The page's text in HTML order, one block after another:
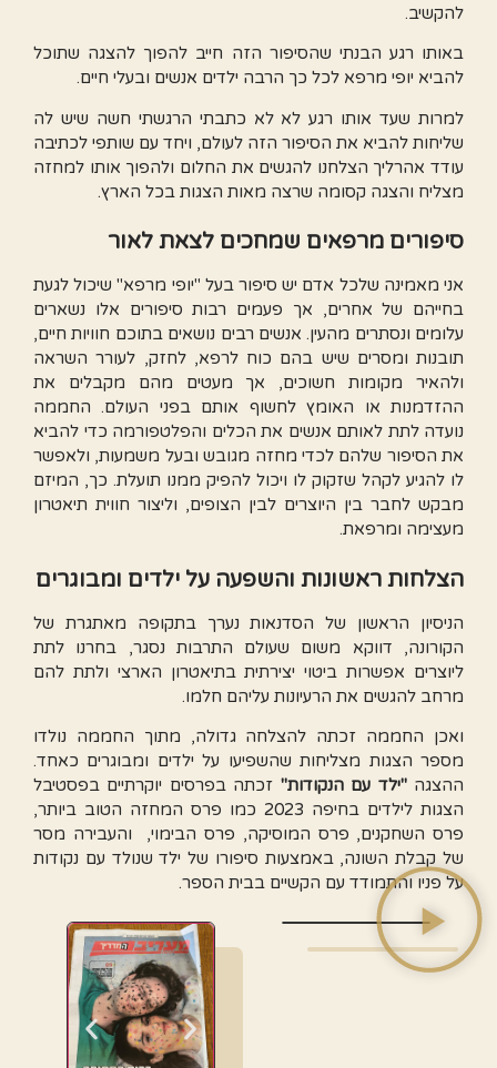
להקשיב.
באותו רגע הבנתי שהסיפור הזה חייב להפוך להצגה שתוכל
להביא יופי מרפא לכל כך הרבה ילדים אנשים ובעלי חיים.
למרות שעד אותו רגע לא לא כתבתי הרגשתי חשה שיש לה
שליחות להביא את הסיפור הזה לעולם, ויחד עם שותפי לכתיבה
עודד אהרליך הצלחנו להגשים את החלום ולהפוך אותו למחזה
מצליח והצגה קסומה שרצה מאות הצגות בכל הארץ.
סיפורים מרפאים שמחכים לצאת לאור
אני מאמינה שלכל אדם יש סיפור בעל "יופי מרפא" שיכול לגעת
בחייהם של אחרים, אך פעמים רבות סיפורים אלו נשארים
עלומים ונסתרים מהעין. אנשים רבים נושאים בתוכם חוויות חיים,
תובנות ומסרים שיש בהם כוח לרפא, לחזק, לעורר השראה
ולהאיר מקומות חשוכים, אך מעטים מהם מקבלים את
ההזדמנות או האומץ לחשוף אותם בפני העולם. החממה
נועדה לתת לאותם אנשים את הכלים והפלטפורמה כדי להביא
את הסיפור שלהם לכדי מחזה מגובש ובעל משמעות, ולאפשר
לו להגיע לקהל שזקוק לו ויכול להפיק ממנו תועלת. כך, המיזם
מבקש לחבר בין היוצרים לבין הצופים, וליצור חווית תיאטרון
מעצימה ומרפאת.
הצלחות ראשונות והשפעה על ילדים ומבוגרים
הניסיון הראשון של הסדנאות נערך בתקופה מאתגרת של
הקורונה, דווקא משום שעולם התרבות נסגר, בחרנו לתת
ליוצרים אפשרות ביטוי יצירתית בתיאטרון הארצי ולתת להם
מרחב להגשים את הרעיונות עליהם חלמו.
ואכן החממה זכתה להצלחה גדולה, מתוך החממה נולדו
מספר הצגות מצליחות שהשפיעו על ילדים ומבוגרים כאחד.
ההצגה"ילד עם הנקודות" זכתה בפרסים יוקרתיים בפסטיבל
הצגות לילדים בחיפה 2023 כמו פרס המחזה הטוב ביותר,
פרס השחקנים, פרס המוסיקה, פרס הבימוי, והעבירה מסר
של קבלת השונה, באמצעות סיפורו של ילד שנולד עם נקודות
על פניו והתמודד עם הקשיים בבית הספר.